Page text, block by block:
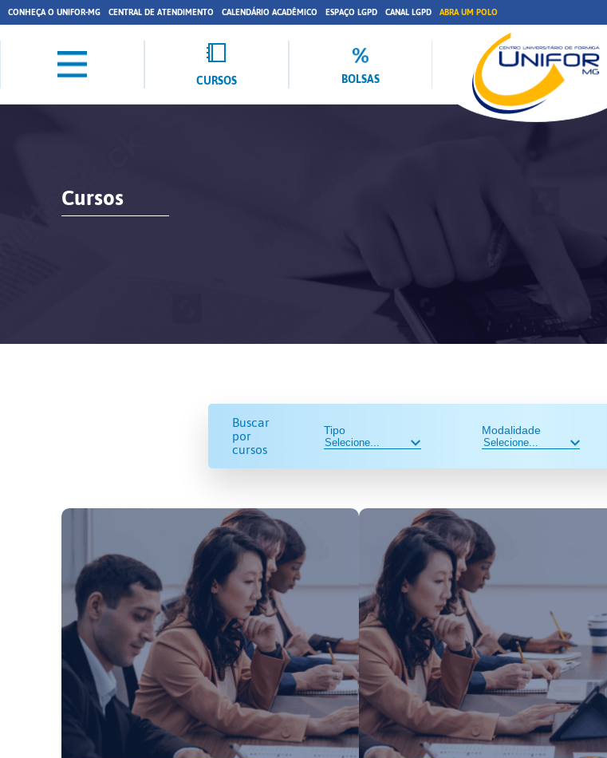
CONHEÇA O UNIFOR-MG CENTRAL DE ATENDIMENTO CALENDÁRIO ACADÊMICO ESPAÇO LGPD CANAL LGPD ABRA UM POLO
CURSOS BOLSAS
Cursos
Buscar
por
cursos
Tipo Modalidade